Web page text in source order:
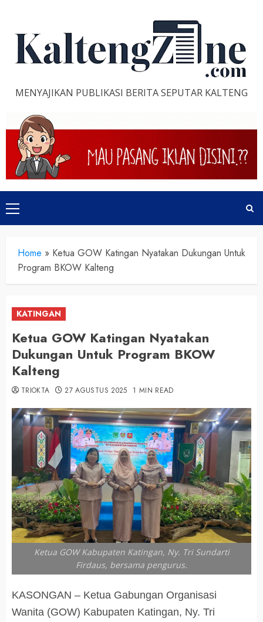
content
MENYAJIKAN PUBLIKASI BERITA SEPUTAR KALTENG
Primary
Menu
Home » Ketua GOW Katingan Nyatakan Dukungan Untuk
Program BKOW Kalteng
KATINGAN
Ketua GOW Katingan Nyatakan
Dukungan Untuk Program BKOW
Kalteng
TRIOKTA 27 AGUSTUS 2025 1 MIN READ
Ketua GOW Kabupaten Katingan, Ny. Tri Sundarti
Firdaus, bersama pengurus.
KASONGAN – Ketua Gabungan Organisasi
Wanita (GOW) Kabupaten Katingan, Ny. Tri